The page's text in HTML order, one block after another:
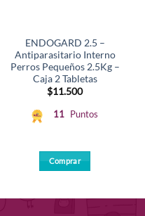
ENDOGARD 2.5 –
Antiparasitario Interno
Perros Pequeños 2.5Kg –
Caja 2 Tabletas
$11.500
11 Puntos
Comprar